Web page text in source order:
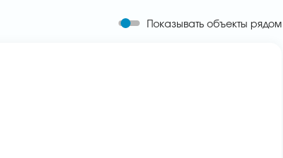
Показывать объекты рядом